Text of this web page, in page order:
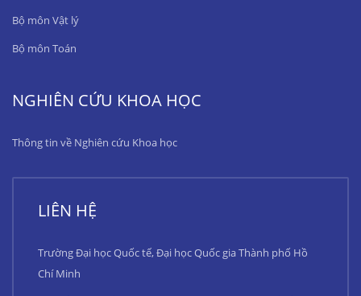
Bộ môn Vật lý
Bộ môn Toán
NGHIÊN CỨU KHOA HỌC
Thông tin về Nghiên cứu Khoa học
LIÊN HỆ
Trường Đại học Quốc tế, Đại học Quốc gia Thành phố Hồ
Chí Minh